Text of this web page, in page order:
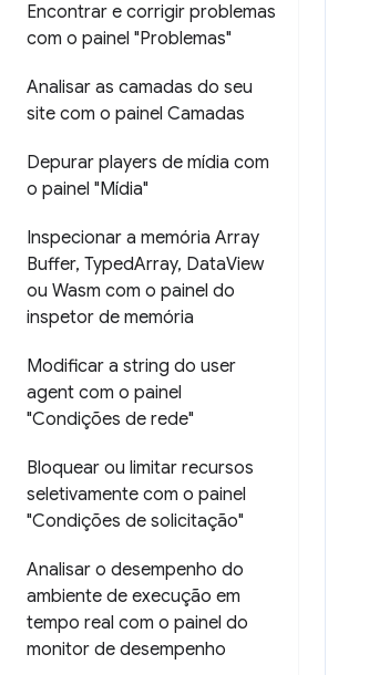
Encontrar e corrigir problemas
com o painel "Problemas"
Analisar as camadas do seu
site com o painel Camadas
Depurar players de mídia com
o painel "Mídia"
Inspecionar a memória Array
Buffer, TypedArray, DataView
ou Wasm com o painel do
inspetor de memória
Modificar a string do user
agent com o painel
"Condições de rede"
Bloquear ou limitar recursos
seletivamente com o painel
"Condições de solicitação"
Analisar o desempenho do
ambiente de execução em
tempo real com o painel do
monitor de desempenho